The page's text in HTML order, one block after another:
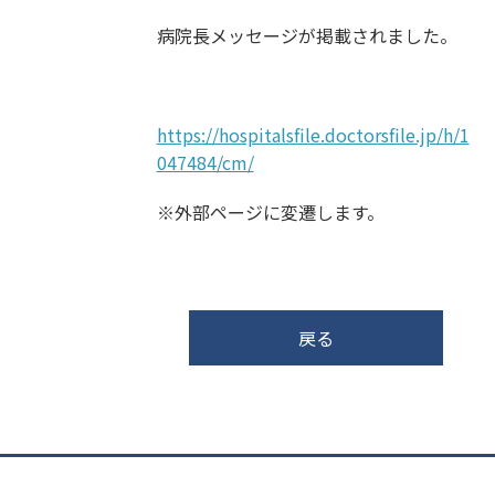
病院長メッセージが掲載されました。
https://hospitalsfile.doctorsfile.jp/h/1
047484/cm/
※外部ページに変遷します。
戻る